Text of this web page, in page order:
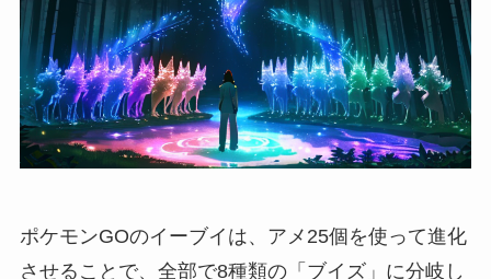
ポケモンGOのイーブイは、アメ25個を使って進化
させることで、全部で8種類の「ブイズ」に分岐し